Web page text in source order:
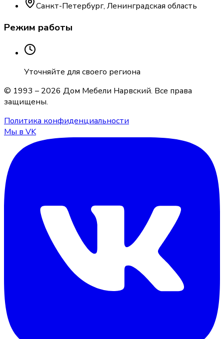
Санкт-Петербург, Ленинградская область
Режим работы
Уточняйте для своего региона
© 1993 – 2026 Дом Мебели Нарвский. Все права
защищены.
Политика конфиденциальности
Мы в VK